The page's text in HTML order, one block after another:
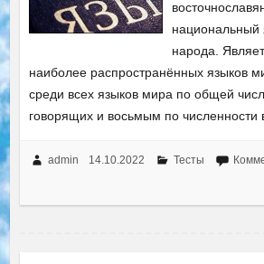
национальный
народа.
наиболее распространённых языков
среди всех языков мира по общей
говорящих и восьмым по
admin 14.10.2022 Тесты